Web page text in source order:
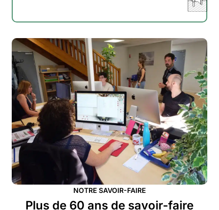
NOTRE SAVOIR-FAIRE
Plus de 60 ans de savoir-faire